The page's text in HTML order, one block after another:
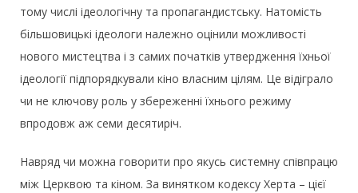
тому числі ідеологічну та пропагандистську. Натомість
більшовицькі ідеологи належно оцінили можливості
нового мистецтва і з самих початків утвердження їхньої
ідеології підпорядкували кіно власним цілям. Це відіграло
чи не ключову роль у збереженні їхнього режиму
впродовж аж семи десятиріч.
Навряд чи можна говорити про якусь системну співпрацю
між Церквою та кіном. За винятком кодексу Херта – цієї